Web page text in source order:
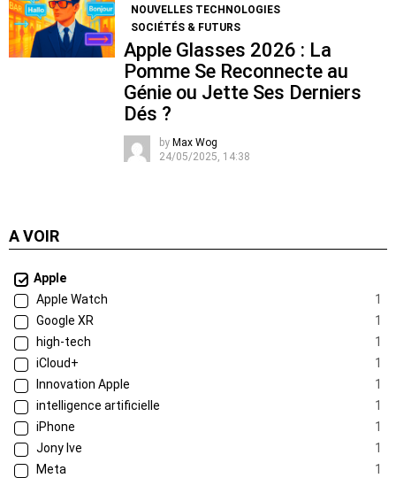
NOUVELLES TECHNOLOGIES
SOCIÉTÉS & FUTURS
Apple Glasses 2026 : La
Pomme Se Reconnecte au
Génie ou Jette Ses Derniers
Dés ?
by Max Wog
24/05/2025, 14:38
A VOIR
Apple
Apple Watch
1
Google XR
1
high-tech
1
iCloud+
1
Innovation Apple
1
intelligence artificielle
1
iPhone
1
Jony Ive
1
Meta
1